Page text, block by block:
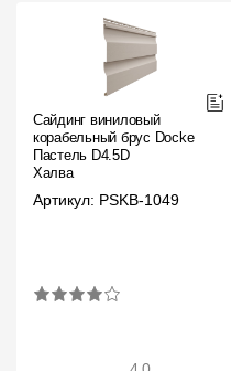
Качество фасадов
Отправка рекламации
Предложения по
Вакансии
Отзывы
Сайдинг виниловый
корабельный брус Docke
Пастель D4.5D
Халва
Артикул: PSKB-1049